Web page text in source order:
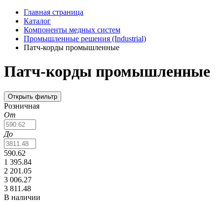
Главная страница
Каталог
Компоненты медных систем
Промышленные решения (Industrial)
Патч-корды промышленные
Патч-корды промышленные
Открыть фильтр
Розничная
От
До
590.62
1 395.84
2 201.05
3 006.27
3 811.48
В наличии